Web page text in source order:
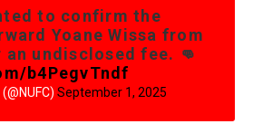
to confirm the
Yoane Wissa from
undisclosed fee. 👊
b4PegvTndf
September 1, 2025